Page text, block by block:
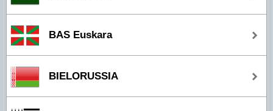
BAS Euskara
BIELORUSSIA